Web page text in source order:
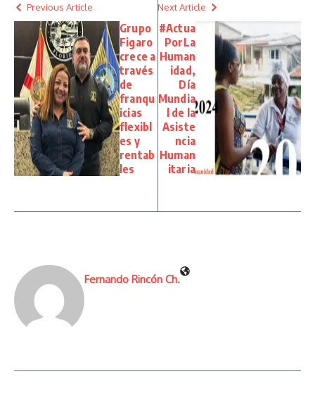
Previous Article
Grupo
Figaro
crece a
través
de
franqu
icias
flexibl
es y
rentab
les
Next Article
#Actua
PorLa
Human
idad,
Día
Mundia
l de la
Asiste
ncia
Human
itaria
Fernando Rincón Ch.